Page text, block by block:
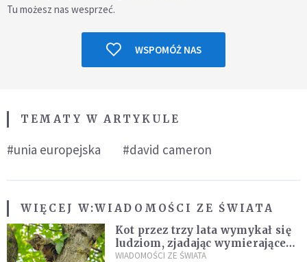
Tu możesz nas wesprzeć.
WSPOMÓŻ NAS
TEMATY W ARTYKULE
#unia europejska #david cameron
WIĘCEJ W:WIADOMOŚCI ZE ŚWIATA
Kot przez trzy lata wymykał się
ludziom, zjadając wymierające
kaczki. W końcu popełnił
WIADOMOŚCI ZE ŚWIATA